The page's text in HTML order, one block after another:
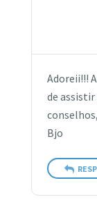
Adoreii!!!
de assistir
Bjo